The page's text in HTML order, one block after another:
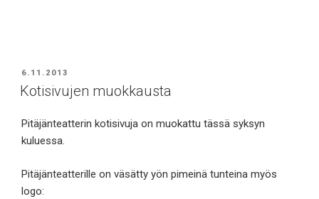
JULKAISTU
6.11.2013
Kotisivujen muokkausta
Pitäjänteatterin kotisivuja on muokattu tässä syksyn
kuluessa.
Pitäjänteatterille on väsätty yön pimeinä tunteina myös
logo: